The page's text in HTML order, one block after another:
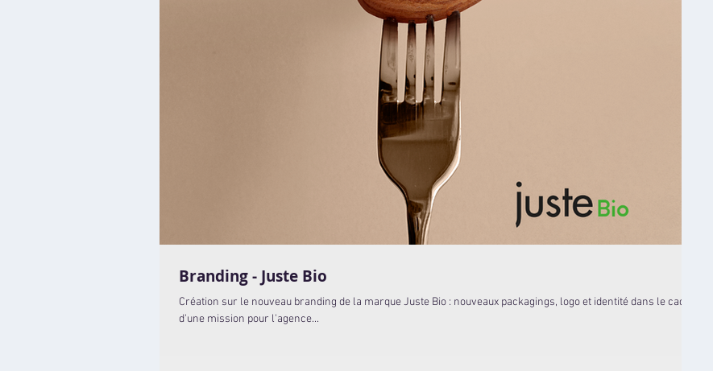
Branding - Juste Bio
Création sur le nouveau branding de la marque Juste Bio : nouveaux packagings, logo et identité dans le cadre
d'une mission pour l'agence...